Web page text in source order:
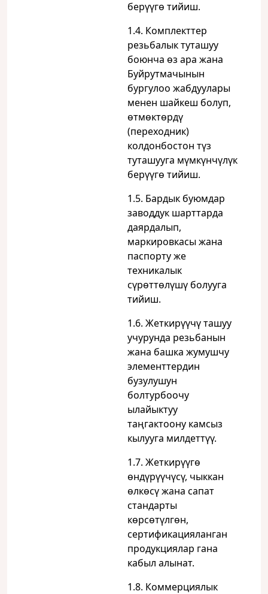
берүүгө тийиш.
1.4. Комплекттер
резьбалык туташуу
боюнча өз ара жана
Буйрутмачынын
бургулоо жабдуулары
менен шайкеш болуп,
өтмөктөрдү
(переходник)
колдонбостон түз
туташууга мүмкүнчүлүк
берүүгө тийиш.
1.5. Бардык буюмдар
заводдук шарттарда
даярдалып,
маркировкасы жана
паспорту же
техникалык
сүрөттөлүшү болууга
тийиш.
1.6. Жеткирүүчү ташуу
учурунда резьбанын
жана башка жумушчу
элементтердин
бузулушун
болтурбоочу
ылайыктуу
таңгактоону камсыз
кылууга милдеттүү.
1.7. Жеткирүүгө
өндүрүүчүсү, чыккан
өлкөсү жана сапат
стандарты
көрсөтүлгөн,
сертификацияланган
продукциялар гана
кабыл алынат.
1.8. Коммерциялык